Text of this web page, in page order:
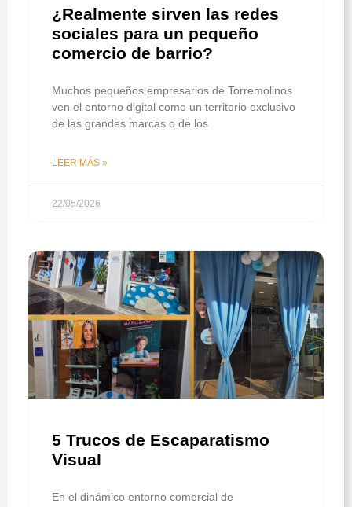
¿Realmente sirven las redes
sociales para un pequeño
comercio de barrio?
Muchos pequeños empresarios de Torremolinos
ven el entorno digital como un territorio exclusivo
de las grandes marcas o de los
LEER MÁS »
22/05/2026
5 Trucos de Escaparatismo
Visual
En el dinámico entorno comercial de